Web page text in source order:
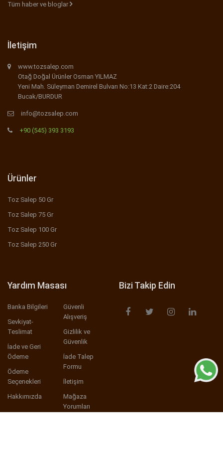
Tüm haber ve bloglar
İletişim
www.tozsalep.com
Otağ Doğal Ürünler Osman YILMAZ
Yeni Mah. Süleyman Demirel Bulvarı No:13 Kat:2 Daire:204
Bucak/BURDUR
info@tozsalep.com
+90 (545) 393 3193
Ürünler
Toz Salep 50 Gr
Toz Salep 75 Gr
Toz Salep 100 Gr
Toz Salep 250 Gr
Yardım Masası
Banka Bilgileri
Sevkiyat-
Teslimat
İade ve Geri
Ödeme
Ödeme
Seçenekleri
Hakkımızda
Güvenli
Alışveriş
Gizlilik ve
Güvenlik
İade Talep
Formu
İletişim
Mağaza
Yorumları
Bizi Takip Edin